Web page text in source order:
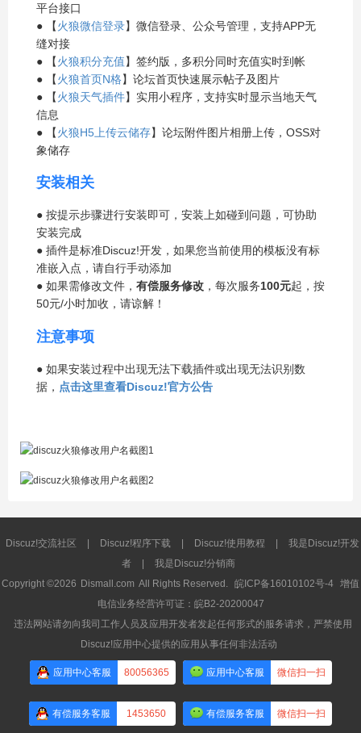
平台接口
● 【火狼微信登录】微信登录、公众号管理，支持APP无
缝对接
● 【火狼积分充值】签约版，多积分同时充值实时到帐
● 【火狼首页N格】论坛首页快速展示帖子及图片
● 【火狼天气插件】实用小程序，支持实时显示当地天气
信息
● 【火狼H5上传云储存】论坛附件图片相册上传，OSS对
象储存
安装相关
● 按提示步骤进行安装即可，安装上如碰到问题，可协助
安装完成
● 插件是标准Discuz!开发，如果您当前使用的模板没有标
准嵌入点，请自行手动添加
● 如果需修改文件， 有偿服务修改 ，每次服务100元起，按
50元/小时加收，请谅解！
注意事项
● 如果安装过程中出现无法下载插件或出现无法识别数
据， 点击这里查看Discuz!官方公告
Discuz!交流社区 | Discuz!程序下载 | Discuz!使用教程 |
我是Discuz!开发
者
|
我是Discuz!分销商
Copyright ©2026 Dismall.com All Rights Reserved. 皖ICP备16010102号-4 增值
电信业务经营许可证：皖B2-20200047
违法网站请勿向我司工作人员及应用开发者发起任何形式的服务请求，严禁使用
Discuz!应用中心提供的应用从事任何非法活动
应用中心客服 80056365 应用中心客服 微信扫一扫
有偿服务客服 1453650 有偿服务客服 微信扫一扫